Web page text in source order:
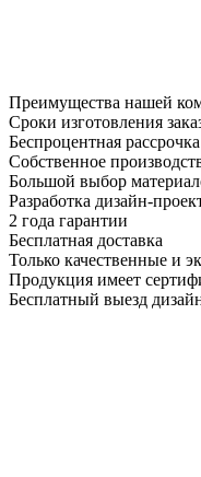
Преимущества нашей
Сроки изготовления
Беспроцентная
Собственное
Большой выбор
Разработка дизайн-
2 года гарантии
Бесплатная доставка
Только качественные и
Продукция имеет
Бесплатный выезд